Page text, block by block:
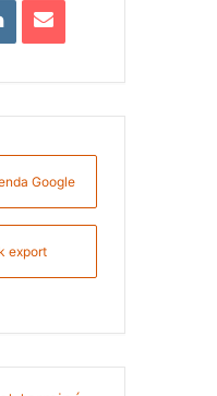
Google
export